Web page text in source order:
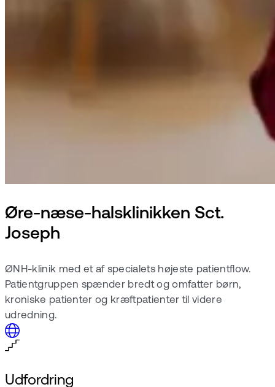
Øre-næse-halsklinikken Sct.
Joseph
ØNH-klinik med et af specialets højeste patientflow.
Patientgruppen spænder bredt og omfatter børn,
kroniske patienter og kræftpatienter til videre
udredning.
Udfordring